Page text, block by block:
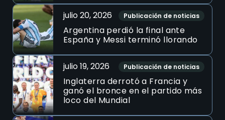
julio 20, 2026 Publicación de noticias
Argentina perdió la final ante
España y Messi terminó llorando
julio 19, 2026 Publicación de noticias
Inglaterra derrotó a Francia y
ganó el bronce en el partido más
loco del Mundial